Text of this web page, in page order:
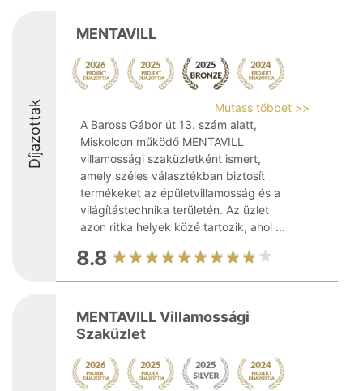
Díjazottak
MENTAVILL
Mutass többet >>
A Baross Gábor út 13. szám alatt,
Miskolcon működő MENTAVILL
villamossági szaküzletként ismert,
amely széles választékban biztosít
termékeket az épületvillamosság és a
világítástechnika területén. Az üzlet
azon ritka helyek közé tartozik, ahol ...
8.8
MENTAVILL Villamossági
Szaküzlet